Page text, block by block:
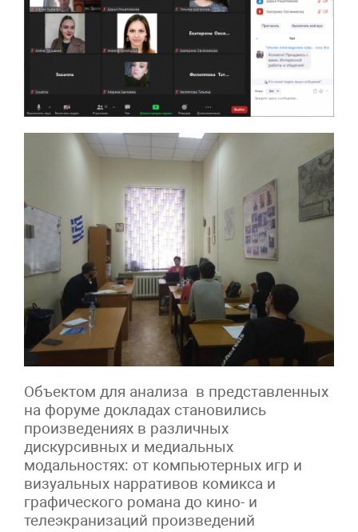
Объектом для анализа в представленных
на форуме докладах становились
произведениях в различных
дискурсивных и медиальных
модальностях: от компьютерных игр и
визуальных нарративов комикса и
графического романа до кино- и
телеэкранизаций произведений